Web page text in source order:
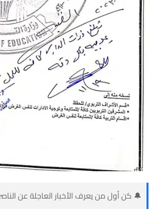
🔔 كن أول من يعرف الأخبار العاجلة عن